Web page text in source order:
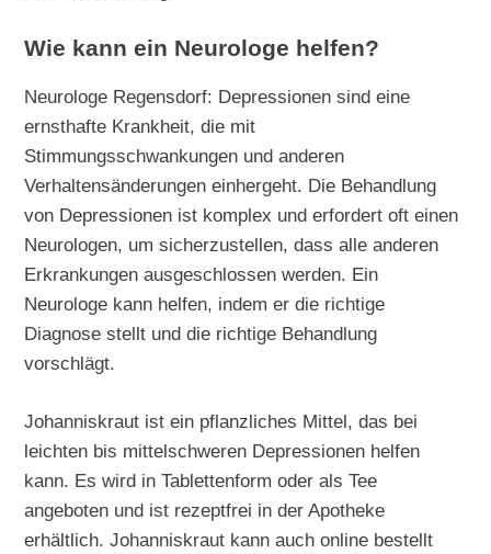
Wie kann ein Neurologe helfen?
Neurologe Regensdorf: Depressionen sind eine
ernsthafte Krankheit, die mit
Stimmungsschwankungen und anderen
Verhaltensänderungen einhergeht. Die Behandlung
von Depressionen ist komplex und erfordert oft einen
Neurologen, um sicherzustellen, dass alle anderen
Erkrankungen ausgeschlossen werden. Ein
Neurologe kann helfen, indem er die richtige
Diagnose stellt und die richtige Behandlung
vorschlägt.
Johanniskraut ist ein pflanzliches Mittel, das bei
leichten bis mittelschweren Depressionen helfen
kann. Es wird in Tablettenform oder als Tee
angeboten und ist rezeptfrei in der Apotheke
erhältlich. Johanniskraut kann auch online bestellt